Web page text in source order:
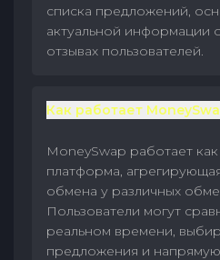
списка предложений,
актуальной информации
отзывах пользователей.
Как работает
MoneySwap работает
платформа,
обмена у различных
Пользователи могут
реальном времени,
предложения и